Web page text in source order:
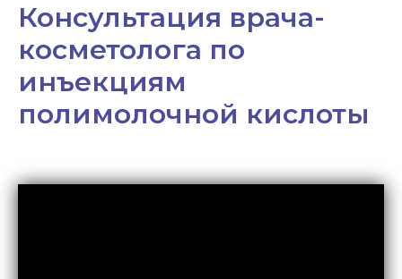
Консультация врача-
косметолога по
инъекциям
полимолочной кислоты